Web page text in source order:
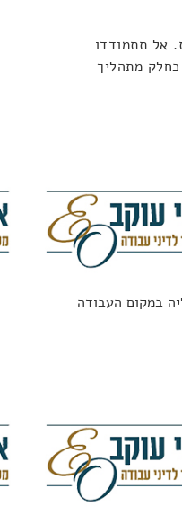
אל תתמודדו
מתהליך
במקום העבודה